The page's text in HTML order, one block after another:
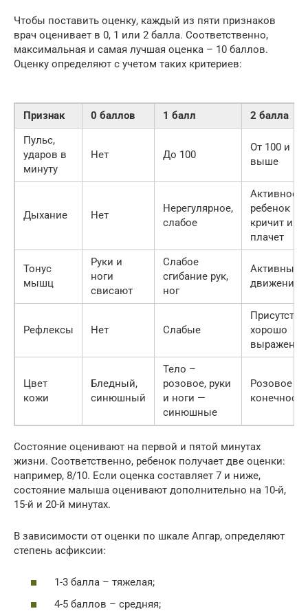
Чтобы поставить оценку, каждый из пяти признаков
врач оценивает в 0, 1 или 2 балла. Соответственно,
максимальная и самая лучшая оценка – 10 баллов.
Оценку определяют с учетом таких критериев:
Признак 0 баллов 1 балл
2 балла
Пульс,
ударов в
минуту
Нет До 100
От 100 и
выше
Дыхание Нет
Нерегулярное,
слабое
Активное,
ребенок
кричит и
плачет
Тонус
мышц
Руки и
ноги
свисают
Слабое
сгибание рук,
ног
Активные
движения
Рефлексы Нет Слабые
хорошо
выражены
Цвет
кожи
Бледный,
синюшный
Тело –
розовое, руки
и ноги —
синюшные
Розовое
конечности
Состояние оценивают на первой и пятой минутах
жизни. Соответственно, ребенок получает две оценки:
например, 8/10. Если оценка составляет 7 и ниже,
состояние малыша оценивают дополнительно на 10-й,
15-й и 20-й минутах.
В зависимости от оценки по шкале Апгар, определяют
степень асфиксии:
1-3 балла – тяжелая;
4-5 баллов – средняя;